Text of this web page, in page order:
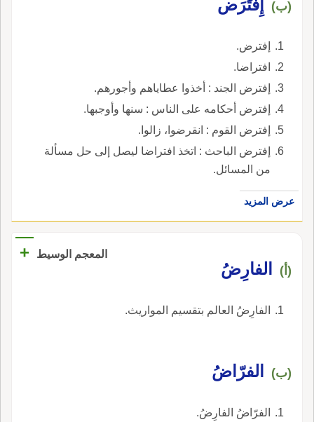
(ب) إِفتَرَض
إفترض.
افتراضا.
إفترض الجند : أخذوا عطاياهم وأجورهم.
إفترض أحكامه على الناس : سنها وأوجبها.
إفترض القوم : انقرضوا، زالوا.
إفترض الباحث : اتخذ افتراضا ليصل إلى حل مسألة
من المسائل.
عرض المزيد
المعجم الوسيط +
(أ) الفارِضُ
الفارِضُ العالم بتقسيم المواريث.
(ب) الفرّاضُ
الفرّاضُ الفارِضُ.